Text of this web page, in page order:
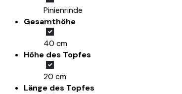
Pinienrinde
Gesamthöhe
40 cm
Höhe des Topfes
20 cm
Länge des Topfes